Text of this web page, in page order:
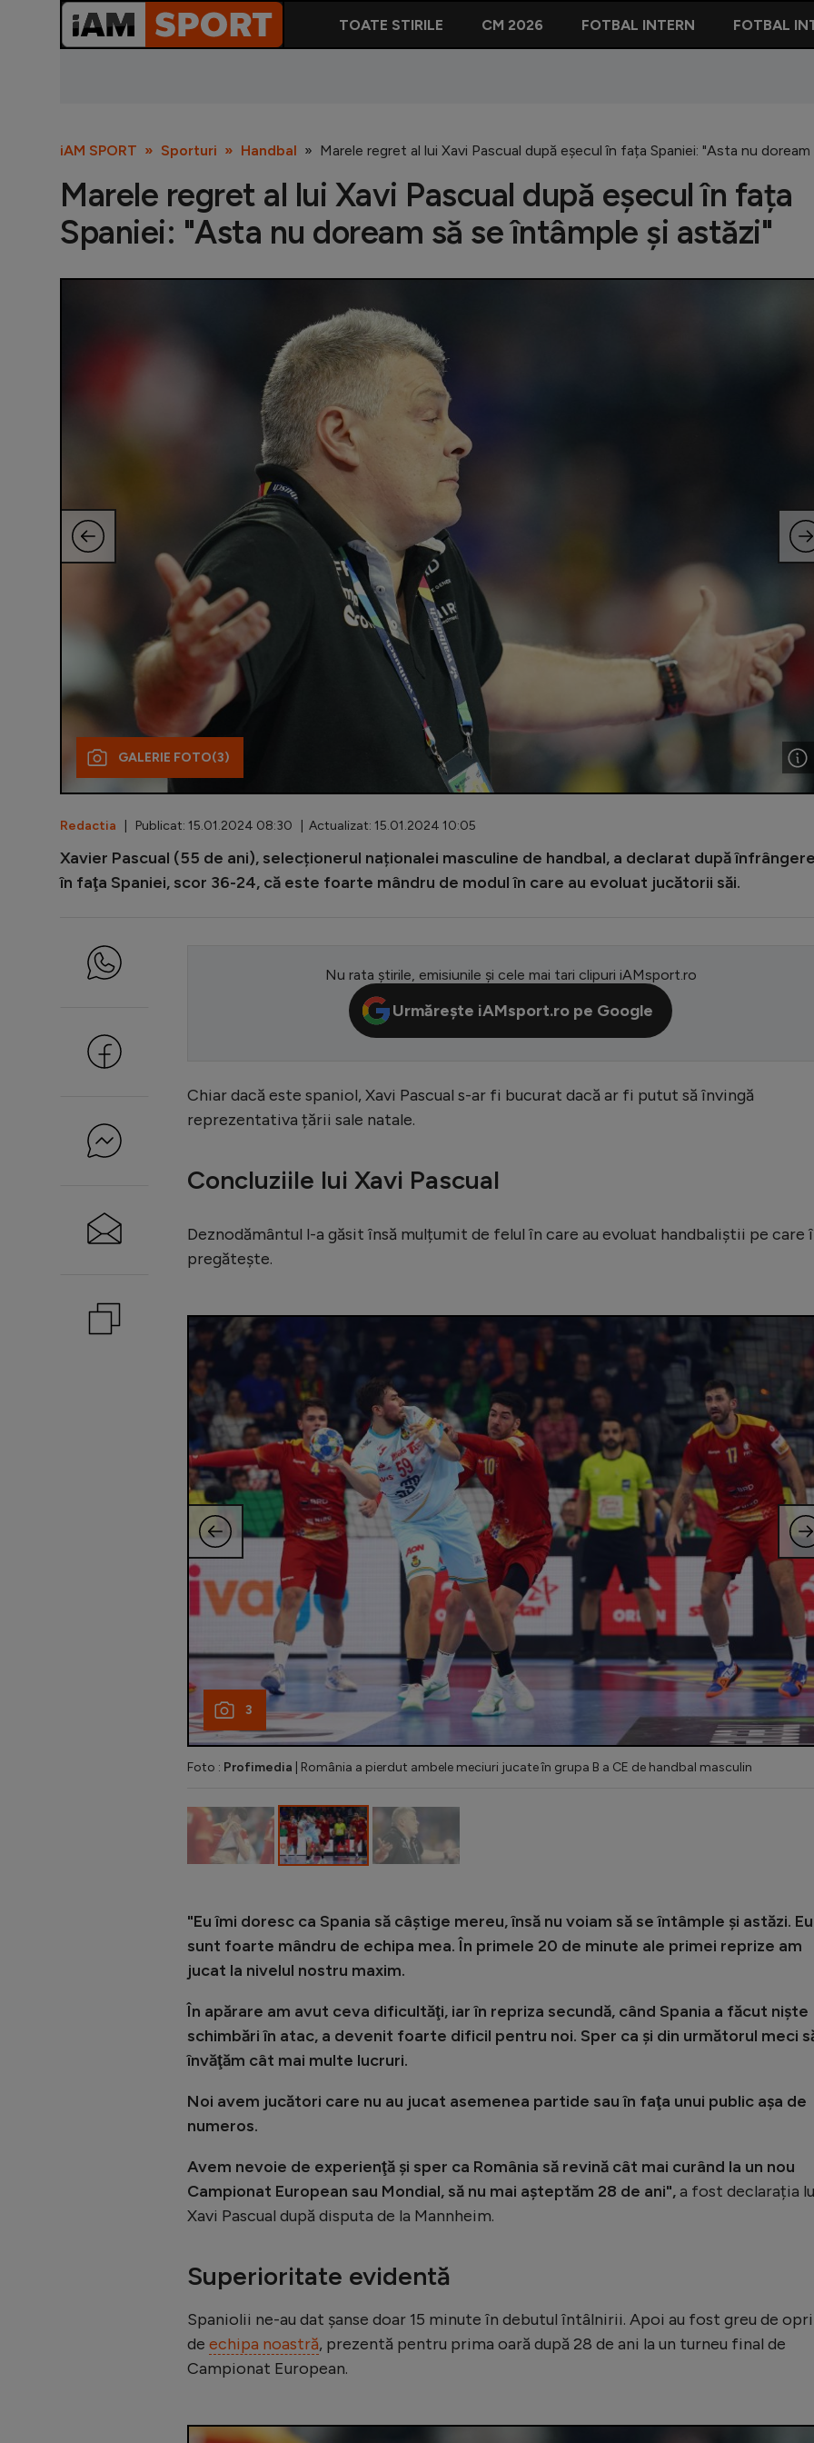
TOATE STIRILE CM 2026 FOTBAL INTERN FOTBAL
iAM SPORT Sporturi Handbal Marele regret al lui Xavi Pascual după eșecul în fața Spaniei: "Asta nu
Marele regret al lui Xavi Pascual după eșecul în fața
Spaniei: "Asta nu doream să se întâmple și astăzi"
GALERIE FOTO(3)
Redactia | Publicat: 15.01.2024 08:30 | Actualizat: 15.01.2024 10:05
Xavier Pascual (55 de ani), selecționerul naționalei masculine de handbal, a declarat după
în faţa Spaniei, scor 36-24, că este foarte mândru de modul în care au evoluat jucătorii săi.
Nu rata știrile, emisiunile și cele mai tari clipuri iAMsport.ro
Urmărește iAMsport.ro pe Google
Chiar dacă este spaniol, Xavi Pascual s-ar fi bucurat dacă ar fi putut să învingă
reprezentativa țării sale natale.
Concluziile lui Xavi Pascual
Deznodământul l-a găsit însă mulțumit de felul în care au evoluat handbaliștii pe care
pregătește.
3
Foto : Profimedia | România a pierdut ambele meciuri jucate în grupa B a CE de handbal masculin
"Eu îmi doresc ca Spania să câştige mereu, însă nu voiam să se întâmple şi astăzi. Eu
sunt foarte mândru de echipa mea. În primele 20 de minute ale primei reprize am
jucat la nivelul nostru maxim.
În apărare am avut ceva dificultăţi, iar în repriza secundă, când Spania a făcut nişte
schimbări în atac, a devenit foarte dificil pentru noi. Sper ca şi din următorul meci
învăţăm cât mai multe lucruri.
Noi avem jucători care nu au jucat asemenea partide sau în faţa unui public aşa de
numeros.
Avem nevoie de experienţă şi sper ca România să revină cât mai curând la un nou
Campionat European sau Mondial, să nu mai aşteptăm 28 de ani",a fost declarația
Xavi Pascual după disputa de la Mannheim.
Superioritate evidentă
Spaniolii ne-au dat șanse doar 15 minute în debutul întâlnirii. Apoi au fost greu de
de echipa noastră, prezentă pentru prima oară după 28 de ani la un turneu final de
Campionat European.